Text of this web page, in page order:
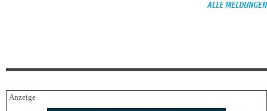
ALLE MELDUNGEN